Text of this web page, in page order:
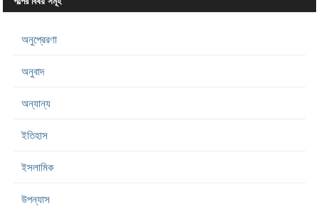
অনুপ্রেরণা
অনুবাদ
অন্যান্য
ইতিহাস
ইসলামিক
উপন্যাস